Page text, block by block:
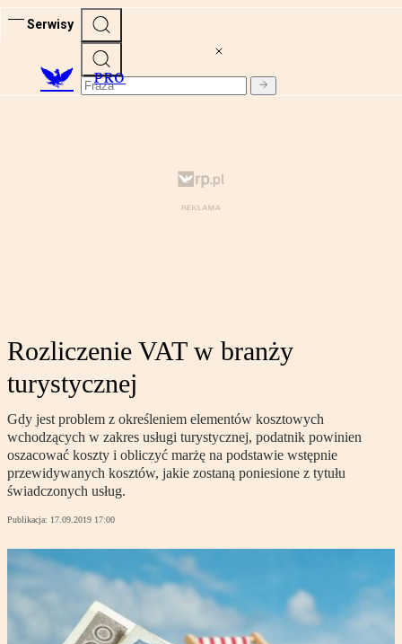
Serwisy
PRO
Rozliczenie VAT w branży
turystycznej
Gdy jest problem z określeniem elementów kosztowych
wchodzących w zakres usługi turystycznej, podatnik powinien
oszacować koszty i obliczyć marżę na podstawie wstępnie
przewidywanych kosztów, jakie zostaną poniesione z tytułu
świadczonych usług.
Publikacja: 17.09.2019 17:00